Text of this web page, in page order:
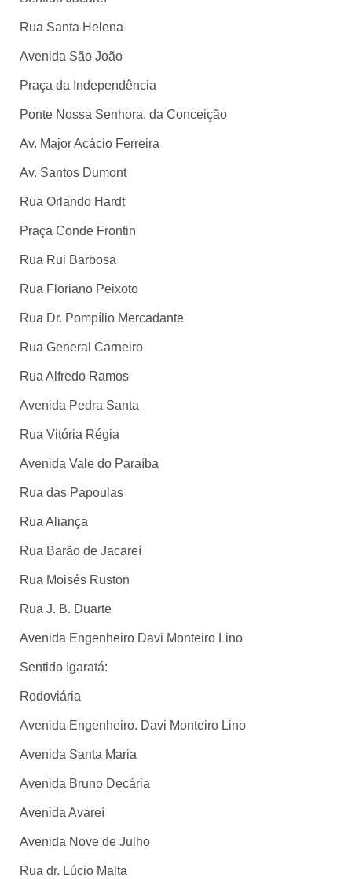
Rua Santa Helena
Avenida São João
Praça da Independência
Ponte Nossa Senhora. da Conceição
Av. Major Acácio Ferreira
Av. Santos Dumont
Rua Orlando Hardt
Praça Conde Frontin
Rua Rui Barbosa
Rua Floriano Peixoto
Rua Dr. Pompílio Mercadante
Rua General Carneiro
Rua Alfredo Ramos
Avenida Pedra Santa
Rua Vitória Régia
Avenida Vale do Paraíba
Rua das Papoulas
Rua Aliança
Rua Barão de Jacareí
Rua Moisés Ruston
Rua J. B. Duarte
Avenida Engenheiro Davi Monteiro Lino
Sentido Igaratá:
Rodoviária
Avenida Engenheiro. Davi Monteiro Lino
Avenida Santa Maria
Avenida Bruno Decária
Avenida Avareí
Avenida Nove de Julho
Rua dr. Lúcio Malta